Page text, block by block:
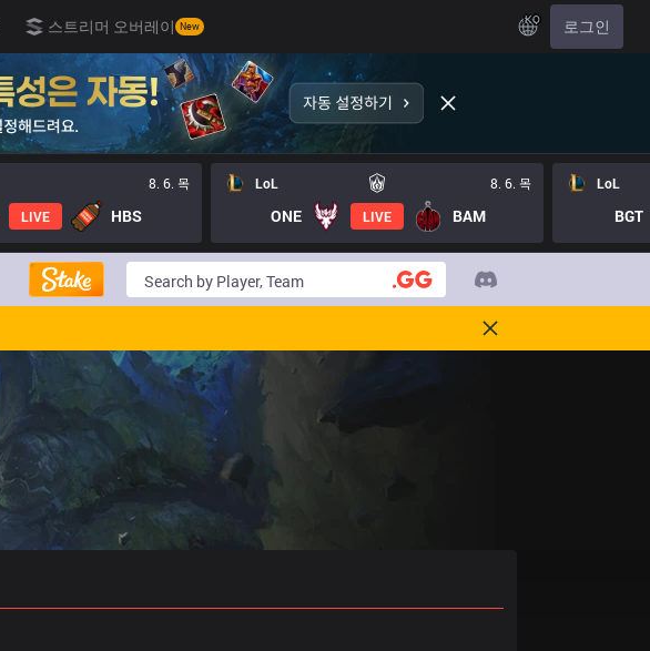
스트리머 오버레이 New KO 로그인
8. 6. 목
LIVE HBS
LoL 8. 6. 목
ONE LIVE BAM
LoL
BGT